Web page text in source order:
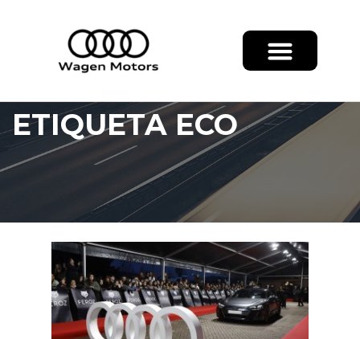
ETIQUETA ECO